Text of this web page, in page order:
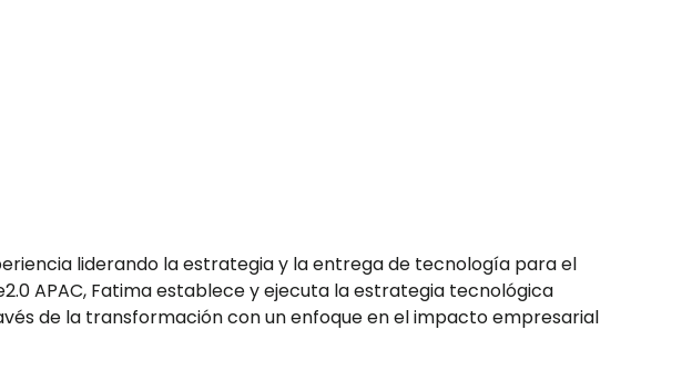
liderando la estrategia y la entrega de tecnología para el
APAC, Fatima establece y ejecuta la estrategia tecnológica
de la transformación con un enfoque en el impacto empresarial